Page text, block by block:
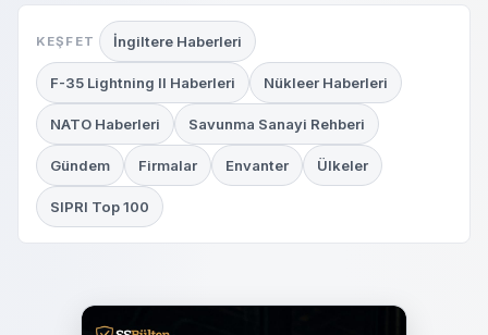
KEŞFET İngiltere Haberleri
F-35 Lightning II Haberleri Nükleer Haberleri
NATO Haberleri Savunma Sanayi Rehberi
Gündem Firmalar Envanter Ülkeler
SIPRI Top 100